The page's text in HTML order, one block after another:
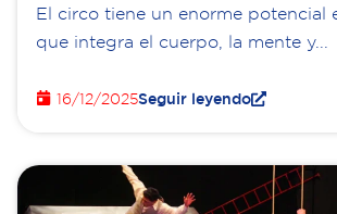
El circo tiene un enorme potencial
que integra el cuerpo, la mente y...
16/12/2025Seguir leyendo